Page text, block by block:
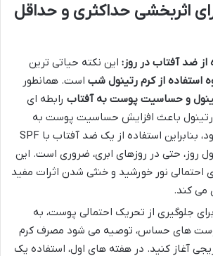
اثربخشی حداکثری و حداقل
ضد آفتاب در روز: این نکته حیاتی ترین
استفاده از کرم رتینول شب است. همانطور
و حساسیت پوست به آفتاب رابطه ای
رتینول باعث افزایش حساسیت پوست به
اشعه UV می شود، بنابراین استفاده از یک ضد آفتاب با SPF
30 در طول روز، حتی در روزهای ابری، ضروری است. این
احتمالی نور خورشید و خنثی شدن اثرات مفید
می کند.
برای جلوگیری از تحریک احتمالی پوست، به
های حساس، توصیه می شود مصرف کرم
آغاز کنید. در هفته های اول، استفاده یک